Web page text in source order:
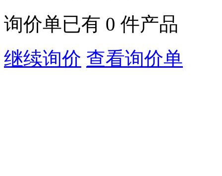
询价单已有 0 件产品
继续询价 查看询价单